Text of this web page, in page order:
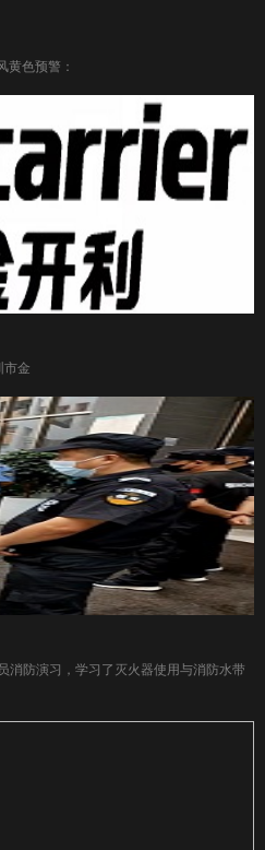
黄色预警：
市金
消防演习，学习了灭火器使用与消防水带